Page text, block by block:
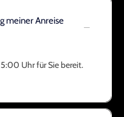
meiner Anreise
Uhr für Sie bereit.